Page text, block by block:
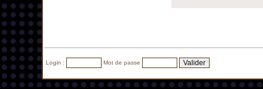
Login : Mot de passe